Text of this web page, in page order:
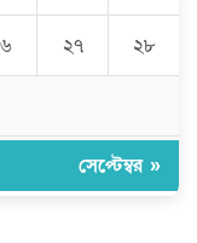
২৭ ২৮
সেপ্টেম্বর »